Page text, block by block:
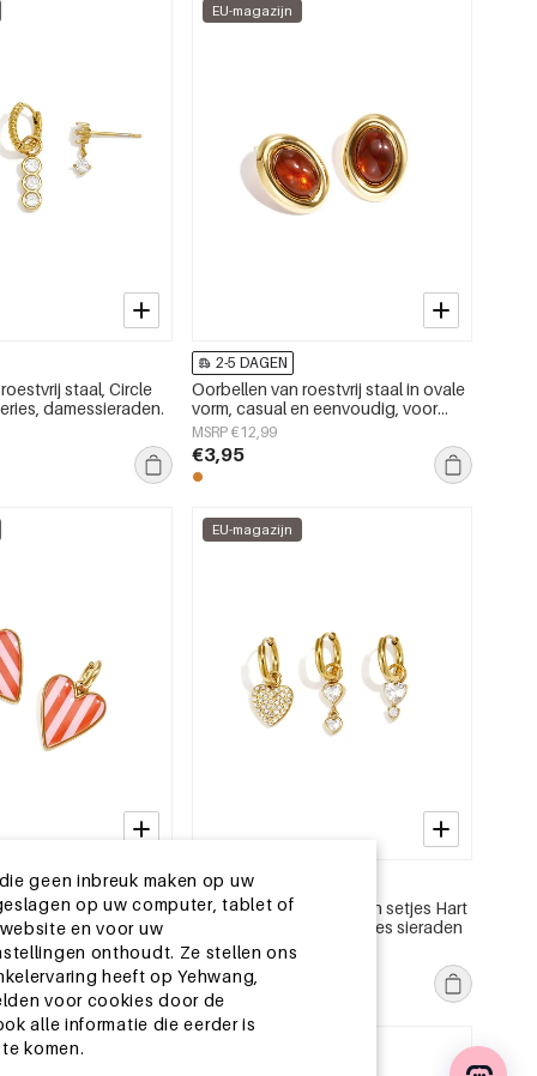
geen inbreuk maken op uw
op uw computer, tablet of
en voor uw
onthoudt. Ze stellen ons
heeft op Yehwang,
voor cookies door de
alle informatie die eerder is
komen.
staal, Circle
damessieraden.
EU-magazijn
2-5 DAGEN
Oorbellen van roestvrij staal in ovale
vorm, casual en eenvoudig, voor
dagelijks gebruik, damessieraden.
MSRP €12,99
€3,95
oorbellen met hanger
dagelijkse
EU-magazijn
2-5 DAGEN
Roestvrijstalen oorbellen setjes Hart
Simple Simple serie Dames sieraden
MSRP €17,99
€5,50